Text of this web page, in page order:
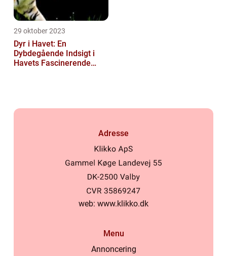
29 oktober 2023
Dyr i Havet: En
Dybdegående Indsigt i
Havets Fascinerende
Adresse
web: www.klikko.dk
Menu
Annoncering